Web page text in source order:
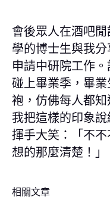
會後眾人在酒吧
學的博士生與我
申請中研院工作
碰上畢業季，畢
袍，仿佛每人都知
我把這樣的印象
揮手大笑：「不
想的那麼清楚！」
相關文章